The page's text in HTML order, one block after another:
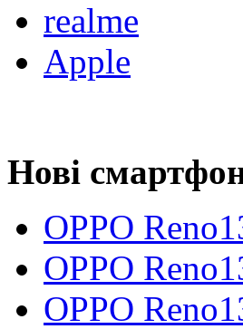
realme
Apple
Нові
OPPO
OPPO
OPPO